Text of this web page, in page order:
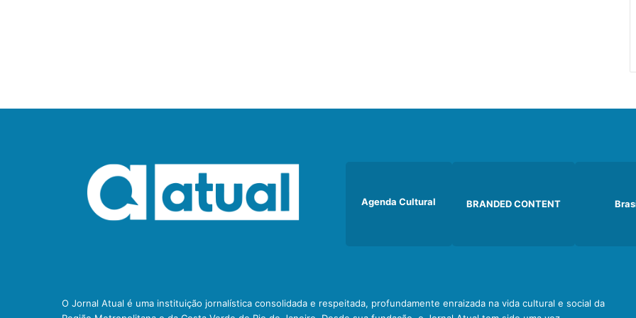
Agenda Cultural BRANDED CONTENT
O Jornal Atual é uma instituição jornalística consolidada e respeitada, profundamente enraizada na vida cultural e social da